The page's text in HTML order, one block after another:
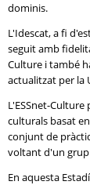
dominis.
L'Idescat, a fi
seguit amb
Culture i també
actualitzat per la
L'ESSnet-
culturals basat
conjunt de
voltant d'un grup
En aquesta